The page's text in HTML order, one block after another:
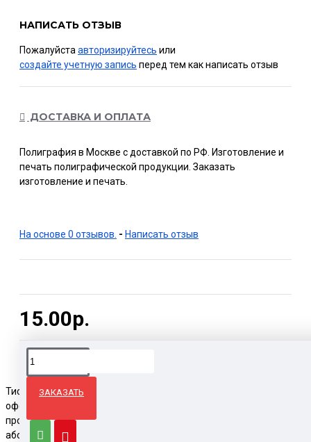
НАПИСАТЬ ОТЗЫВ
Пожалуйста авторизируйтесь или
создайте учетную запись перед тем как написать отзыв
ДОСТАВКА И ОПЛАТА
Полиграфия в Москве с доставкой по РФ. Изготовление и
печать полиграфической продукции. Заказать
изготовление и печать.
На основе 0 отзывов. - Написать отзыв
15.00р.
ЗАКАЗАТЬ
Тиснение на коже считается одним из популярных способов
оформления изделий: мебели, аксессуаров, сувенирной
продукции и прочие. На них можно наносить рисунки, надписи,
абстракции и прочие. Данный процесс подразумевает